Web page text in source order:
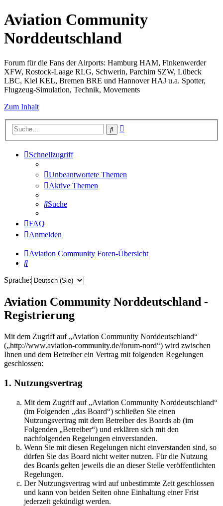
Aviation Community
Norddeutschland
Forum für die Fans der Airports: Hamburg HAM, Finkenwerder
XFW, Rostock-Laage RLG, Schwerin, Parchim SZW, Lübeck
LBC, Kiel KEL, Bremen BRE und Hannover HAJ u.a. Spotter,
Flugzeug-Simulation, Technik, Movements
Zum Inhalt
Suche
Schnellzugriff
Unbeantwortete Themen
Aktive Themen
Suche
FAQ
Anmelden
Aviation Community Foren-Übersicht
Suche
Sprache:
Aviation Community Norddeutschland -
Registrierung
Mit dem Zugriff auf „Aviation Community Norddeutschland“
(„http://www.aviation-community.de/forum-nord“) wird zwischen
Ihnen und dem Betreiber ein Vertrag mit folgenden Regelungen
geschlossen:
1. Nutzungsvertrag
Mit dem Zugriff auf „Aviation Community Norddeutschland“
(im Folgenden „das Board“) schließen Sie einen
Nutzungsvertrag mit dem Betreiber des Boards ab (im
Folgenden „Betreiber“) und erklären sich mit den
nachfolgenden Regelungen einverstanden.
Wenn Sie mit diesen Regelungen nicht einverstanden sind, so
dürfen Sie das Board nicht weiter nutzen. Für die Nutzung
des Boards gelten jeweils die an dieser Stelle veröffentlichten
Regelungen.
Der Nutzungsvertrag wird auf unbestimmte Zeit geschlossen
und kann von beiden Seiten ohne Einhaltung einer Frist
jederzeit gekündigt werden.